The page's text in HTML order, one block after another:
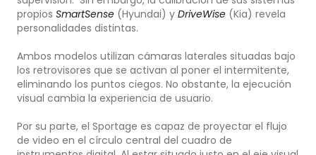
propios SmartSense (Hyundai) y DriveWise (Kia) revela
personalidades distintas.
Ambos modelos utilizan cámaras laterales situadas bajo
los retrovisores que se activan al poner el intermitente,
eliminando los puntos ciegos. No obstante, la ejecución
visual cambia la experiencia de usuario.
Por su parte, el Sportage es capaz de proyectar el flujo
de video en el círculo central del cuadro de